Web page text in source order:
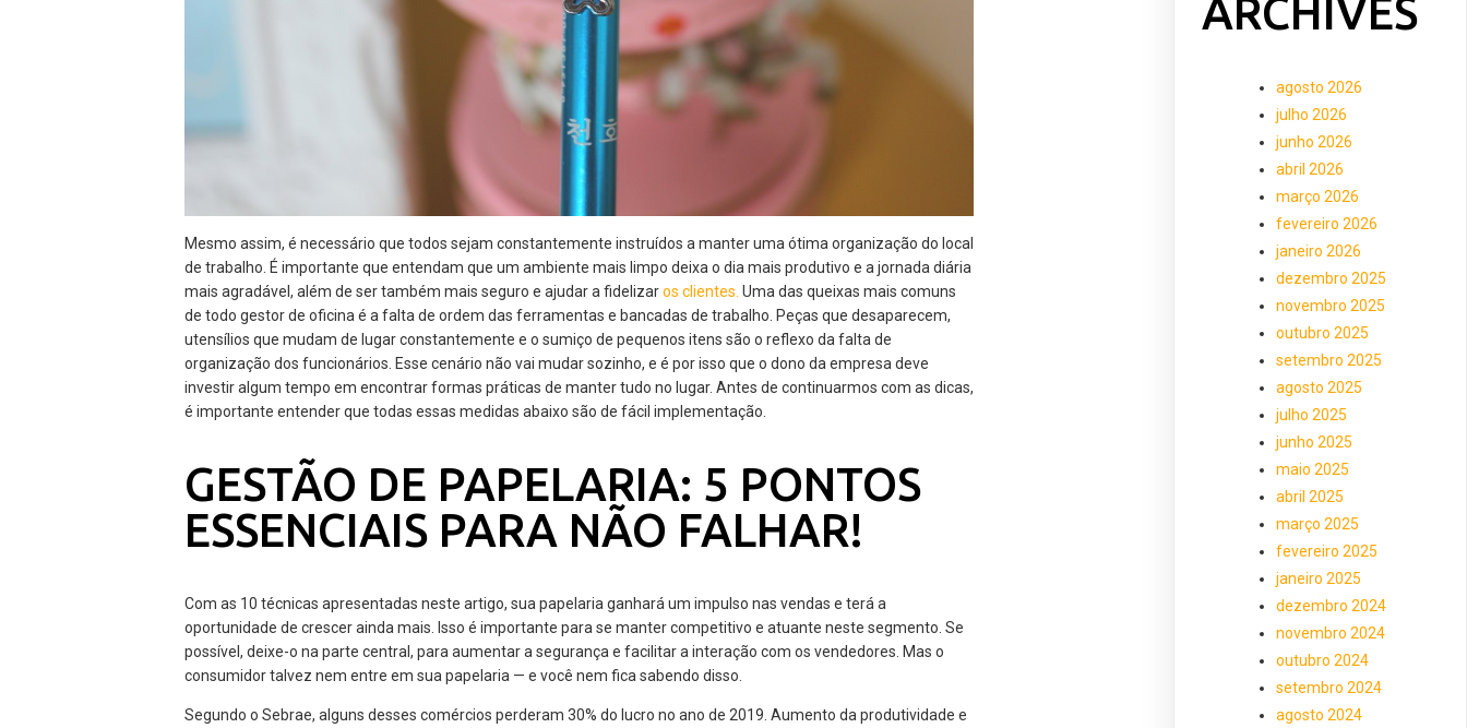
Mesmo assim, é necessário que todos sejam constantemente instruídos a manter uma ótima organização do local
de trabalho. É importante que entendam que um ambiente mais limpo deixa o dia mais produtivo e a jornada diária
mais agradável, além de ser também mais seguro e ajudar a fidelizaros clientes. Uma das queixas mais comuns
de todo gestor de oficina é a falta de ordem das ferramentas e bancadas de trabalho. Peças que desaparecem,
utensílios que mudam de lugar constantemente e o sumiço de pequenos itens são o reflexo da falta de
organização dos funcionários. Esse cenário não vai mudar sozinho, e é por isso que o dono da empresa deve
investir algum tempo em encontrar formas práticas de manter tudo no lugar. Antes de continuarmos com as dicas,
é importante entender que todas essas medidas abaixo são de fácil implementação.
GESTÃO DE PAPELARIA: 5 PONTOS
ESSENCIAIS PARA NÃO FALHAR!
Com as 10 técnicas apresentadas neste artigo, sua papelaria ganhará um impulso nas vendas e terá a
oportunidade de crescer ainda mais. Isso é importante para se manter competitivo e atuante neste segmento. Se
possível, deixe-o na parte central, para aumentar a segurança e facilitar a interação com os vendedores. Mas o
consumidor talvez nem entre em sua papelaria — e você nem fica sabendo disso.
Segundo o Sebrae, alguns desses comércios perderam 30% do lucro no ano de 2019. Aumento da produtividade e
ARCHIVES
agosto 2026
julho 2026
junho 2026
abril 2026
março 2026
fevereiro 2026
janeiro 2026
dezembro 2025
novembro 2025
outubro 2025
setembro 2025
agosto 2025
julho 2025
junho 2025
maio 2025
abril 2025
março 2025
fevereiro 2025
janeiro 2025
dezembro 2024
novembro 2024
outubro 2024
setembro 2024
agosto 2024